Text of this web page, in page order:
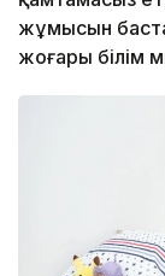
жұмысын
жоғары білім